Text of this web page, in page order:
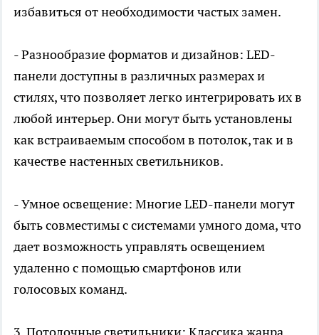
избавиться от необходимости частых замен.
- Разнообразие форматов и дизайнов: LED-
панели доступны в различных размерах и
стилях, что позволяет легко интегрировать их в
любой интерьер. Они могут быть установлены
как встраиваемым способом в потолок, так и в
качестве настенных светильников.
- Умное освещение: Многие LED-панели могут
быть совместимы с системами умного дома, что
дает возможность управлять освещением
удаленно с помощью смартфонов или
голосовых команд.